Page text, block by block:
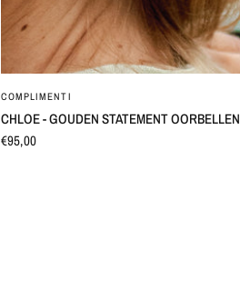
COMPLIMENTI
CHLOE - GOUDEN STATEMENT OORBELLEN
€95,00